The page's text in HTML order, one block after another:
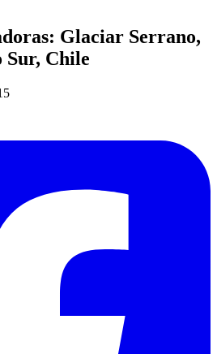
Glaciar Serrano,
Sur, Chile